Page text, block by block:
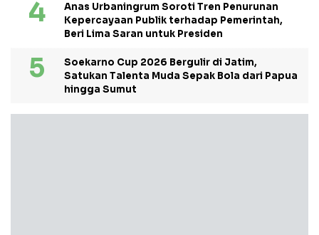
Anas Urbaningrum Soroti Tren Penurunan
Kepercayaan Publik terhadap Pemerintah,
Beri Lima Saran untuk Presiden
Soekarno Cup 2026 Bergulir di Jatim,
Satukan Talenta Muda Sepak Bola dari Papua
hingga Sumut